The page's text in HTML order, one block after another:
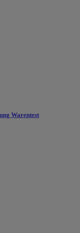
Warentest